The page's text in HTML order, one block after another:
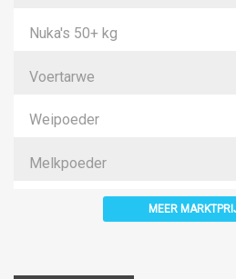
Nuka's 50+ kg
Voertarwe
Weipoeder
Melkpoeder
MEER